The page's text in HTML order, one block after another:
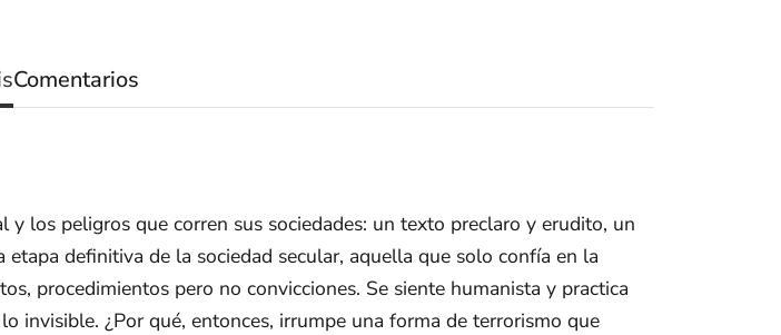
Comentarios
los peligros que corren sus sociedades: un texto preclaro y erudito, un
definitiva de la sociedad secular, aquella que solo confía en la
procedimientos pero no convicciones. Se siente humanista y practica
invisible. ¿Por qué, entonces, irrumpe una forma de terrorismo que